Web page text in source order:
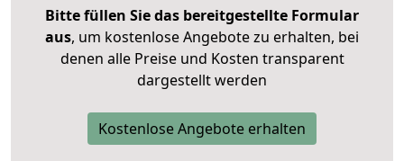
Bitte füllen Sie das bereitgestellte Formular
aus, um kostenlose Angebote zu erhalten, bei
denen alle Preise und Kosten transparent
dargestellt werden
Kostenlose Angebote erhalten